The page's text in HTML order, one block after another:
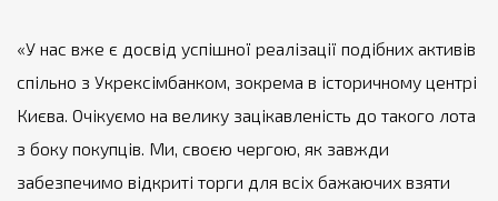
«У нас вже є досвід успішної реалізації подібних активів
спільно з Укрексімбанком, зокрема в історичному центрі
Києва. Очікуємо на велику зацікавленість до такого лота
з боку покупців. Ми, своєю чергою, як завжди
забезпечимо відкриті торги для всіх бажаючих взяти